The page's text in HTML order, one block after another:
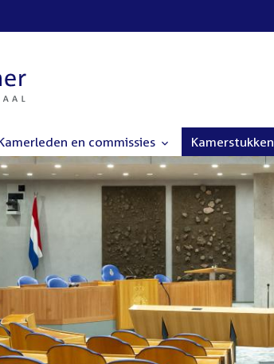
en commissies Kamerstukken